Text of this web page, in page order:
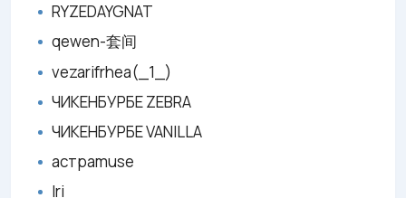
RYZEDAYGNAT
qewen-套间
vezarifrhea(_1_)
ЧИКЕНБУРБЕ ZEBRA
ЧИКЕНБУРБЕ VANILLA
астраmuse
Iri